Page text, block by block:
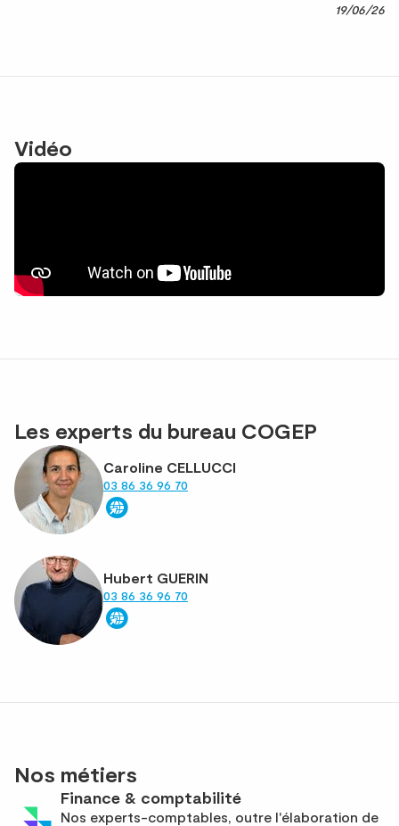
19/06/26
Vidéo
Les experts du bureau COGEP
Caroline CELLUCCI
03 86 36 96 70
Hubert GUERIN
03 86 36 96 70
Nos métiers
Finance & comptabilité
Nos experts-comptables, outre l'élaboration de